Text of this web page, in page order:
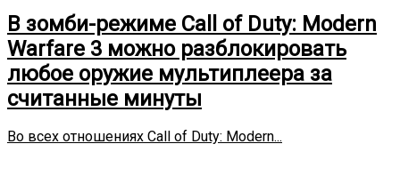
В зомби-режиме Call of Duty: Modern
Warfare 3 можно разблокировать
любое оружие мультиплеера за
считанные минуты
Во всех отношениях Call of Duty: Modern...